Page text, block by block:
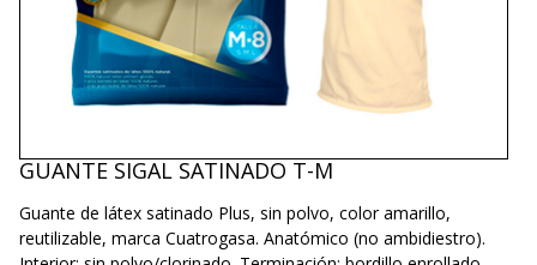
GUANTE SIGAL SATINADO T-M
Guante de látex satinado Plus, sin polvo, color amarillo,
reutilizable, marca Cuatrogasa. Anatómico (no ambidiestro).